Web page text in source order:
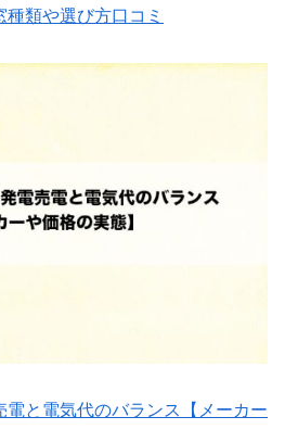
類や選び方口コミ
電と電気代のバランス【メーカー